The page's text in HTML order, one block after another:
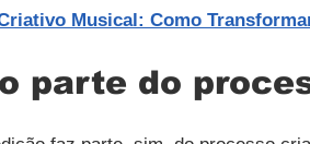
Musical: Como
parte do